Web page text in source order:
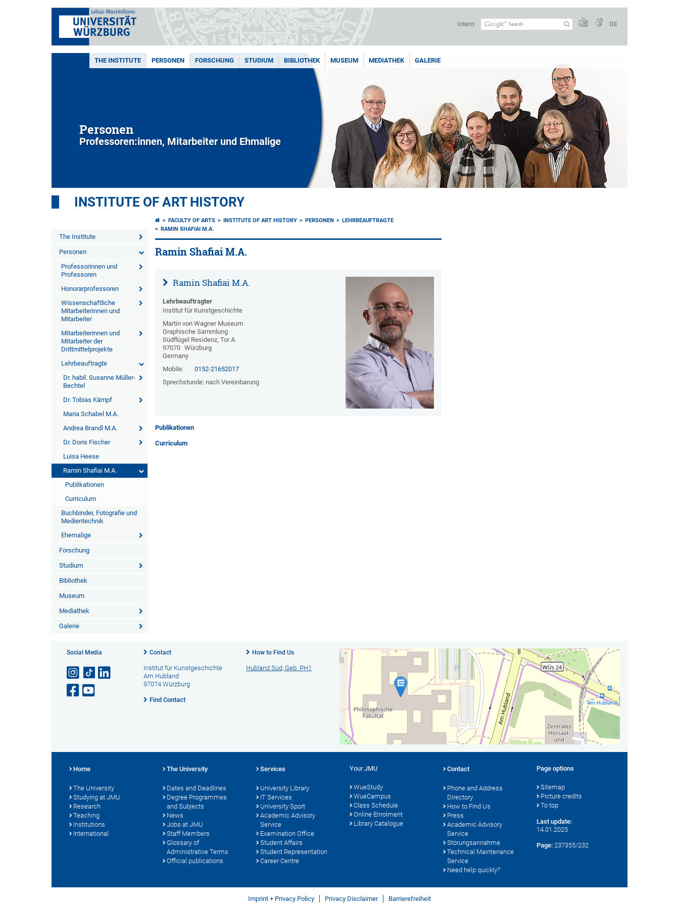
Intern DE
THE INSTITUTE PERSONEN FORSCHUNG STUDIUM BIBLIOTHEK MUSEUM MEDIATHEK GALERIE
Personen
Professoren:innen, Mitarbeiter und Ehmalige
INSTITUTE OF ART HISTORY
The Institute
Personen
Professorinnen und
Professoren
Honorarprofessoren
Wissenschaftliche
Mitarbeiterinnen und
Mitarbeiter
Mitarbeiterinnen und
Mitarbeiter der
Drittmittelprojekte
Lehrbeauftragte
Dr. habil. Susanne Müller-
Bechtel
Dr. Tobias Kämpf
Maria Schabel M.A.
Andrea Brandl M.A.
Dr. Doris Fischer
Luisa Heese
Ramin Shafiai M.A.
Publikationen
Curriculum
Buchbinder, Fotografie und
Medientechnik
Ehemalige
Forschung
Studium
Bibliothek
Museum
Mediathek
Galerie
FACULTY OF ARTS INSTITUTE OF ART HISTORY PERSONEN
LEHRBEAUFTRAGTE
RAMIN SHAFIAI M.A.
Ramin Shafiai M.A.
Ramin Shafiai M.A.
Lehrbeauftragter
Institut für Kunstgeschichte
Martin von Wagner Museum
Graphische Sammlung
Südflügel Residenz, Tor A
97070 Würzburg
Germany
Mobile:
0152-21652017
Sprechstunde: nach Vereinbarung
Publikationen
Curriculum
Social Media Contact
Institut für Kunstgeschichte
Am Hubland
97074 Würzburg
Find Contact
How to Find Us
Hubland Süd, Geb. PH1
Home
The University
Studying at JMU
Research
Teaching
Institutions
International
The University
Dates and Deadlines
Degree Programmes
and Subjects
News
Jobs at JMU
Staff Members
Glossary of
Administrative Terms
Official publications
Services
University Library
IT Services
University Sport
Academic Advisory
Service
Examination Office
Student Affairs
Student Representation
Career Centre
Your JMU
WueStudy
WueCampus
Class Schedule
Online Enrolment
Library Catalogue
Contact
Phone and Address
Directory
How to Find Us
Press
Academic Advisory
Service
Störungsannahme
Technical Maintenance
Service
Need help quickly?
Page options
Sitemap
Picture credits
To top
Last update:
14.01.2025
Page: 237355/232
Imprint + Privacy Policy Privacy Disclaimer Barrierefreiheit